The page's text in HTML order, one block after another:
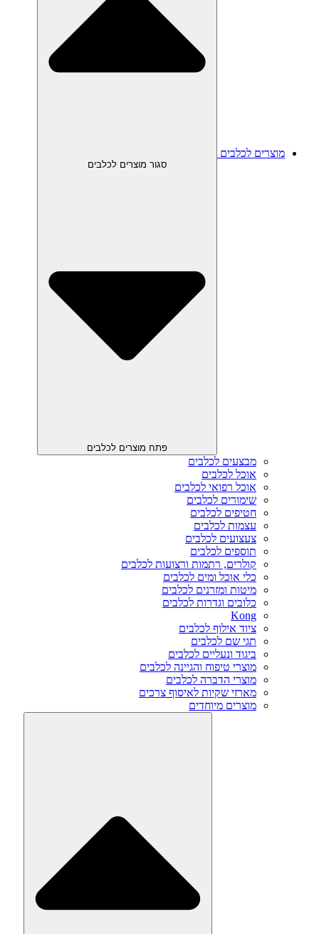
מוצרים לכלבים
סגור מוצרים לכלבים
פתח מוצרים לכלבים
מבצעים לכלבים
אוכל לכלבים
אוכל רפואי לכלבים
שימורים לכלבים
חטיפים לכלבים
עצמות לכלבים
צעצועים לכלבים
תוספים לכלבים
קולרים, רתמות ורצועות לכלבים
כלי אוכל ומים לכלבים
מיטות ומזרנים לכלבים
כלובים וגדרות לכלבים
Kong
ציוד אילוף לכלבים
תגי שם לכלבים
ביגוד ונעליים לכלבים
מוצרי טיפוח והגיינה לכלבים
מוצרי הדברה לכלבים
מארזי שקיות לאיסוף צרכים
מוצרים מיוחדים